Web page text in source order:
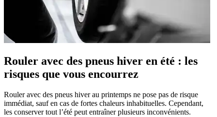
Rouler avec des pneus hiver en été : les
risques que vous encourrez
Rouler avec des pneus hiver au printemps ne pose pas de risque
immédiat, sauf en cas de fortes chaleurs inhabituelles. Cependant,
les conserver tout l’été peut entraîner plusieurs inconvénients.